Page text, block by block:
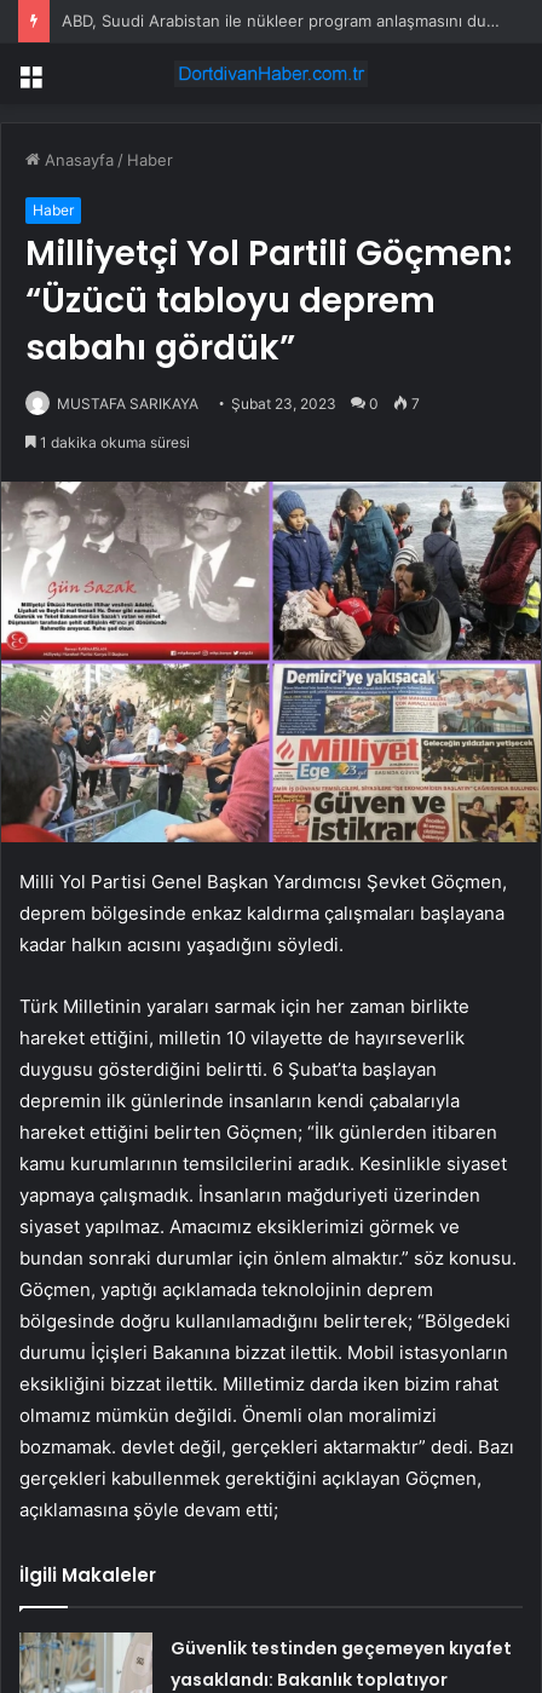
ABD, Suudi Arabistan ile nükleer program anlaşmasını duyuracak
Menü
Anasayfa / Haber
Haber
Milliyetçi Yol Partili Göçmen:
“Üzücü tabloyu deprem
sabahı gördük”
MUSTAFA SARIKAYA Şubat 23, 2023 0 7
1 dakika okuma süresi
Milli Yol Partisi Genel Başkan Yardımcısı Şevket Göçmen,
deprem bölgesinde enkaz kaldırma çalışmaları başlayana
kadar halkın acısını yaşadığını söyledi.
Türk Milletinin yaraları sarmak için her zaman birlikte
hareket ettiğini, milletin 10 vilayette de hayırseverlik
duygusu gösterdiğini belirtti. 6 Şubat’ta başlayan
depremin ilk günlerinde insanların kendi çabalarıyla
hareket ettiğini belirten Göçmen; “İlk günlerden itibaren
kamu kurumlarının temsilcilerini aradık. Kesinlikle siyaset
yapmaya çalışmadık. İnsanların mağduriyeti üzerinden
siyaset yapılmaz. Amacımız eksiklerimizi görmek ve
bundan sonraki durumlar için önlem almaktır.” söz konusu.
Göçmen, yaptığı açıklamada teknolojinin deprem
bölgesinde doğru kullanılamadığını belirterek; “Bölgedeki
durumu İçişleri Bakanına bizzat ilettik. Mobil istasyonların
eksikliğini bizzat ilettik. Milletimiz darda iken bizim rahat
olmamız mümkün değildi. Önemli olan moralimizi
bozmamak. devlet değil, gerçekleri aktarmaktır” dedi. Bazı
gerçekleri kabullenmek gerektiğini açıklayan Göçmen,
açıklamasına şöyle devam etti;
İlgili Makaleler
Güvenlik testinden geçemeyen kıyafet
yasaklandı: Bakanlık toplatıyor